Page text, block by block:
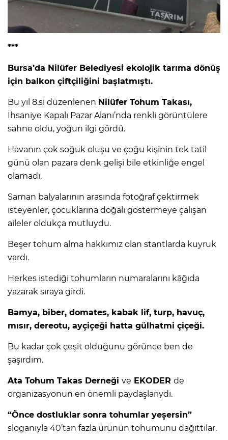
***
Bursa’da Nilüfer Belediyesi ekolojik tarıma dönüş
için balkon çiftçiliğini başlatmıştı.
Bu yıl 8.si düzenlenen Nilüfer Tohum Takası,
İhsaniye Kapalı Pazar Alanı’nda renkli görüntülere
sahne oldu, yoğun ilgi gördü.
Havanın çok soğuk oluşu ve çoğu kişinin tek tatil
günü olan pazara denk gelişi bile etkinliğe engel
olamadı.
Saman balyalarının arasında fotoğraf çektirmek
isteyenler, çocuklarına doğalı göstermeye çalışan
aileler oldukça mutluydu.
Beşer tohum alma hakkımız olan stantlarda kuyruk
vardı.
Herkes istediği tohumların numaralarını kâğıda
yazarak sıraya girdi.
Bamya, biber, domates, kabak lif, turp, havuç,
mısır, dereotu, ayçiçeği hatta gülhatmi çiçeği.
Bu kadar çok çeşit olduğunu görünce ben de
şaşırdım.
Ata Tohum Takas Derneği ve EKODER de
organizasyonun en önemli paydaşlarıydı.
“Önce dostluklar sonra tohumlar yeşersin”
sloganıyla 40’tan fazla ürünün tohumunu dağıttılar.